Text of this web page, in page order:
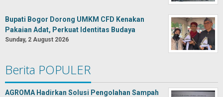
Bupati Bogor Dorong UMKM CFD Kenakan
Pakaian Adat, Perkuat Identitas Budaya
Sunday, 2 August 2026
Berita POPULER
AGROMA Hadirkan Solusi Pengolahan Sampah